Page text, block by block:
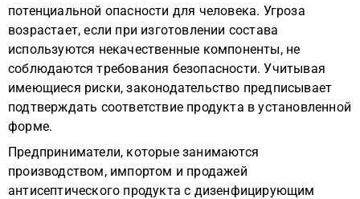
потенциальной опасности для человека. Угроза
возрастает, если при изготовлении состава
используются некачественные компоненты, не
соблюдаются требования безопасности. Учитывая
имеющиеся риски, законодательство предписывает
подтверждать соответствие продукта в установленной
форме.
Предприниматели, которые занимаются
производством, импортом и продажей
антисептического продукта с дизенфицирующим